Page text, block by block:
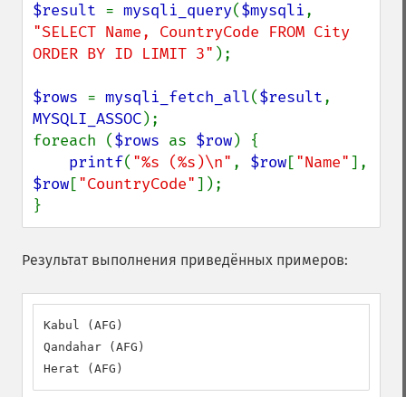
$result = mysqli_query($mysqli
"SELECT Name, CountryCode FROM City
ORDER BY ID LIMIT 3" );
$rows = mysqli_fetch_all($result
MYSQLI_ASSOC);
foreach ($rows as $row) {
printf( "%s (%s)\n" , $row["Name"
$row["CountryCode"]);
}
Результат выполнения приведённых примеров:
Kabul (AFG)
Qandahar (AFG)
Herat (AFG)